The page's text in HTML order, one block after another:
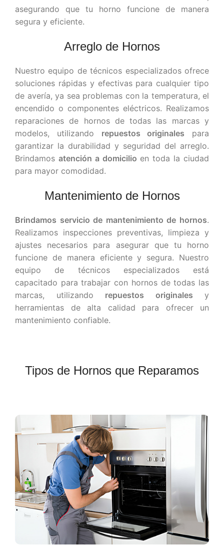
asegurando que tu horno funcione de manera
segura y eficiente.
Arreglo de Hornos
Nuestro equipo de técnicos especializados ofrece
soluciones rápidas y efectivas para cualquier tipo
de avería, ya sea problemas con la temperatura, el
encendido o componentes eléctricos. Realizamos
reparaciones de hornos de todas las marcas y
modelos, utilizando repuestos originales para
garantizar la durabilidad y seguridad del arreglo.
Brindamos atención a domicilio en toda la ciudad
para mayor comodidad.
Mantenimiento de Hornos
Brindamos servicio de mantenimiento de hornos.
Realizamos inspecciones preventivas, limpieza y
ajustes necesarios para asegurar que tu horno
funcione de manera eficiente y segura. Nuestro
equipo de técnicos especializados está
capacitado para trabajar con hornos de todas las
marcas, utilizando repuestos originales y
herramientas de alta calidad para ofrecer un
mantenimiento confiable.
Tipos de Hornos que Reparamos